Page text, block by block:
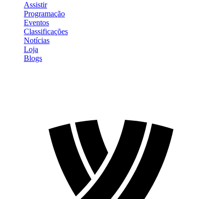
Assistir
Programação
Eventos
Classificações
Notícias
Loja
Blogs